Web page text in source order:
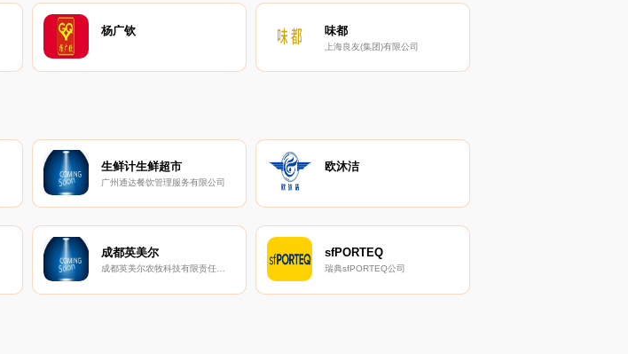
杨广钦 味都
上海良友(集团)有限公司
生鲜计生鲜超市
广州通达餐饮管理服务有限公司
欧沐洁
成都英美尔
成都英美尔农牧科技有限责任公司
sfPORTEQ
瑞典sfPORTEQ公司